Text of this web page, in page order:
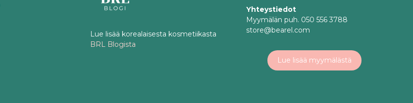
Lue lisää korealaisesta kosmetiikasta
BRL Blogista
Yhteystiedot
Myymälän puh. 050 556 3788
store@bearel.com
Lue lisää myymälästä